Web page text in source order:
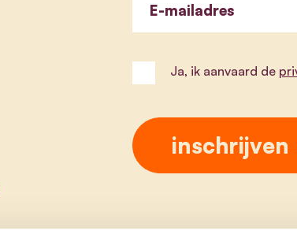
E-mailadres
Ja, ik aanvaard de